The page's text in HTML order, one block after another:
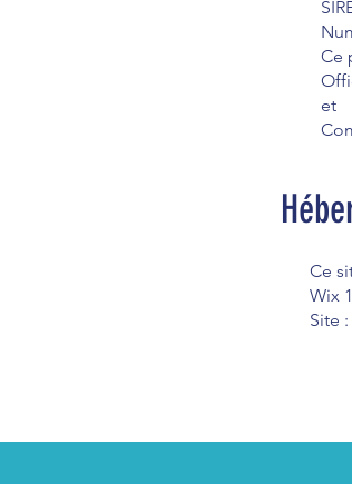
Ce
et
Ce
Wix
Site